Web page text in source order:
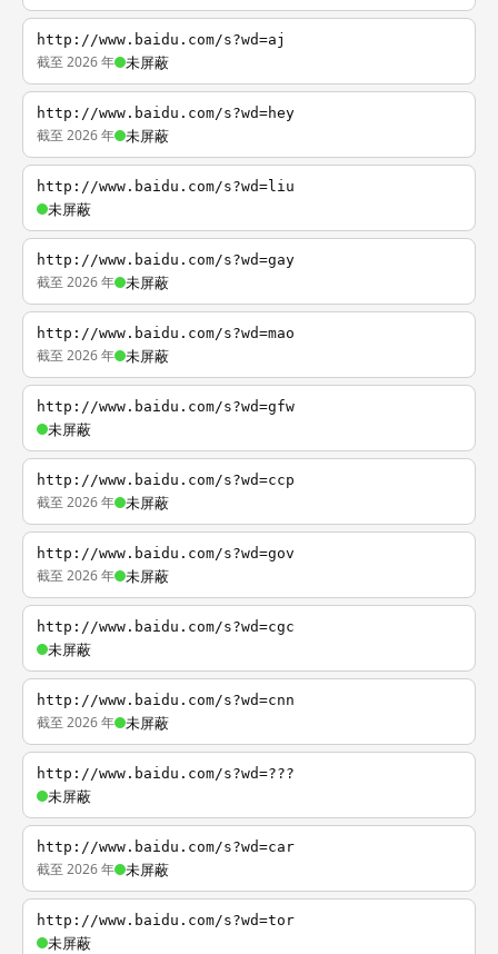
http://www.baidu.com/s?wd=aj
截至 2026 年 未屏蔽
http://www.baidu.com/s?wd=hey
截至 2026 年 未屏蔽
http://www.baidu.com/s?wd=liu
未屏蔽
http://www.baidu.com/s?wd=gay
截至 2026 年 未屏蔽
http://www.baidu.com/s?wd=mao
截至 2026 年 未屏蔽
http://www.baidu.com/s?wd=gfw
未屏蔽
http://www.baidu.com/s?wd=ccp
截至 2026 年 未屏蔽
http://www.baidu.com/s?wd=gov
截至 2026 年 未屏蔽
http://www.baidu.com/s?wd=cgc
未屏蔽
http://www.baidu.com/s?wd=cnn
截至 2026 年 未屏蔽
http://www.baidu.com/s?wd=???
未屏蔽
http://www.baidu.com/s?wd=car
截至 2026 年 未屏蔽
http://www.baidu.com/s?wd=tor
未屏蔽